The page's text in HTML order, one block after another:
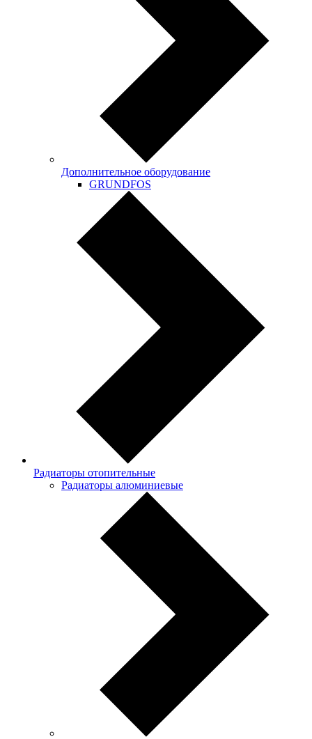
Дополнительное оборудование
GRUNDFOS
Радиаторы отопительные
Радиаторы алюминиевые